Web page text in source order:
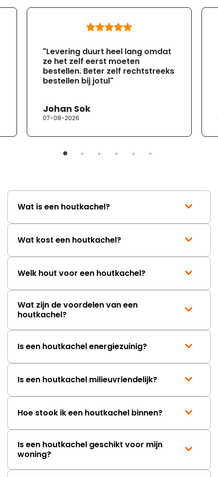
"Levering duurt heel lang omdat
ze het zelf eerst moeten
bestellen. Beter zelf rechtstreeks
bestellen bij jotul"
Johan Sok
07-08-2026
Wat is een houtkachel?
Wat kost een houtkachel?
Welk hout voor een houtkachel?
Wat zijn de voordelen van een
houtkachel?
Is een houtkachel energiezuinig?
Is een houtkachel milieuvriendelijk?
Hoe stook ik een houtkachel binnen?
Is een houtkachel geschikt voor mijn
woning?